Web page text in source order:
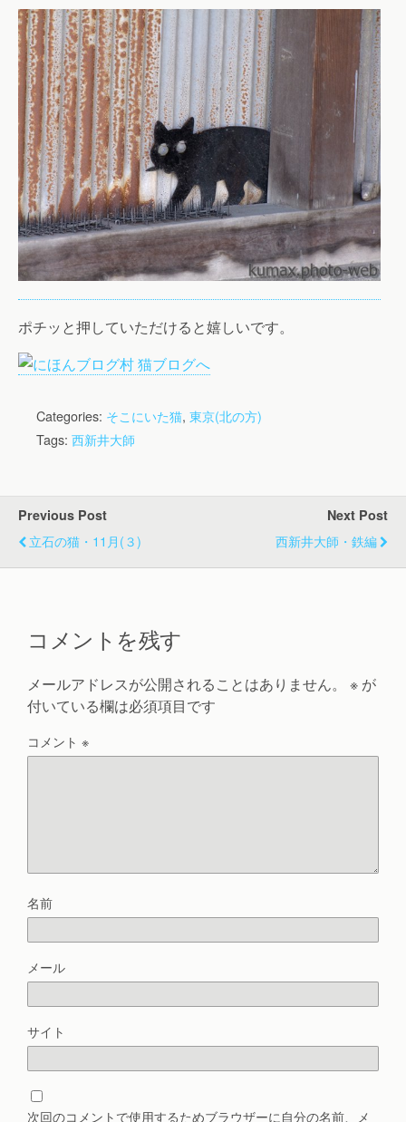
ポチッと押していただけると嬉しいです。
Categories: そこにいた猫, 東京(北の方)
Tags: 西新井大師
Previous Post
立石の猫・11月(３)
Next Post
西新井大師・鉄編
コメントを残す
メールアドレスが公開されることはありません。 ※ が
付いている欄は必須項目です
コメント ※
名前
メール
サイト
次回のコメントで使用するためブラウザーに自分の名前、メ